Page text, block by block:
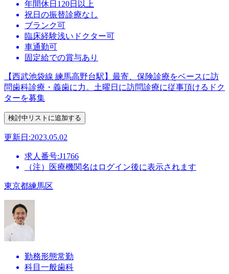
年間休日120日以上
祝日の振替診療なし
ブランク可
臨床経験浅いドクター可
車通勤可
固定給での賞与あり
【西武池袋線 練馬高野台駅】最寄、保険診療をベースに訪
問歯科診療・義歯に力。土曜日に訪問診療に従事頂けるドク
ターを募集
更新日:2023.05.02
求人番号:J1766
（注）医療機関名はログイン後に表示されます
東京都練馬区
勤務形態常勤
科目 一般歯科